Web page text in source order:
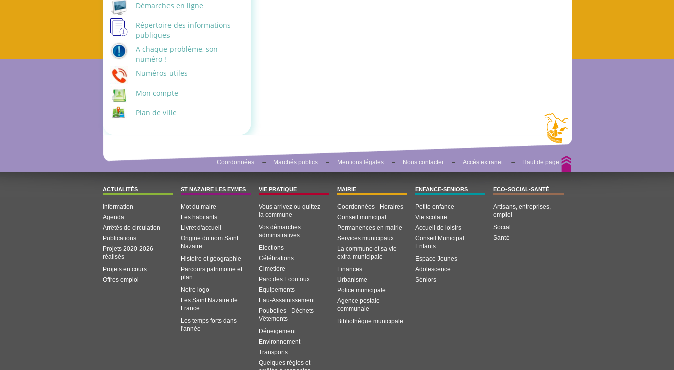
Démarches en ligne
Répertoire des informations
publiques
A chaque problème, son
numéro !
Numéros utiles
Mon compte
Plan de ville
Coordonnées Marchés publics Mentions légales Nous contacter Accès extranet Haut de page
ACTUALITÉS
Information
Agenda
Arrêtés de circulation
Publications
Projets 2020-2026
réalisés
Projets en cours
Offres emploi
ST NAZAIRE LES EYMES
Mot du maire
Les habitants
Livret d'accueil
Origine du nom Saint
Nazaire
Histoire et géographie
Parcours patrimoine et
plan
Notre logo
Les Saint Nazaire de
France
Les temps forts dans
l'année
VIE PRATIQUE
Vous arrivez ou quittez
la commune
Vos démarches
administratives
Elections
Célébrations
Cimetière
Parc des Ecoutoux
Equipements
Eau-Assainissement
Poubelles - Déchets -
Vêtements
Déneigement
Environnement
Transports
Quelques règles et
MAIRIE
Coordonnées - Horaires
Conseil municipal
Permanences en mairie
Services municipaux
La commune et sa vie
extra-municipale
Finances
Urbanisme
Police municipale
Agence postale
communale
Bibliothèque municipale
ENFANCE-SENIORS
Petite enfance
Vie scolaire
Accueil de loisirs
Conseil Municipal
Enfants
Espace Jeunes
Adolescence
Séniors
ECO-SOCIAL-SANTÉ
Artisans, entreprises,
emploi
Social
Santé